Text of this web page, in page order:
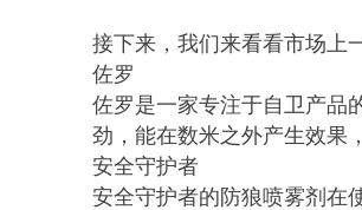
接下来，我们来看看市场上
佐罗
佐罗是一家专注于自卫产品
劲，能在数米之外产生效果
安全守护者
安全守护者的防狼喷雾剂在